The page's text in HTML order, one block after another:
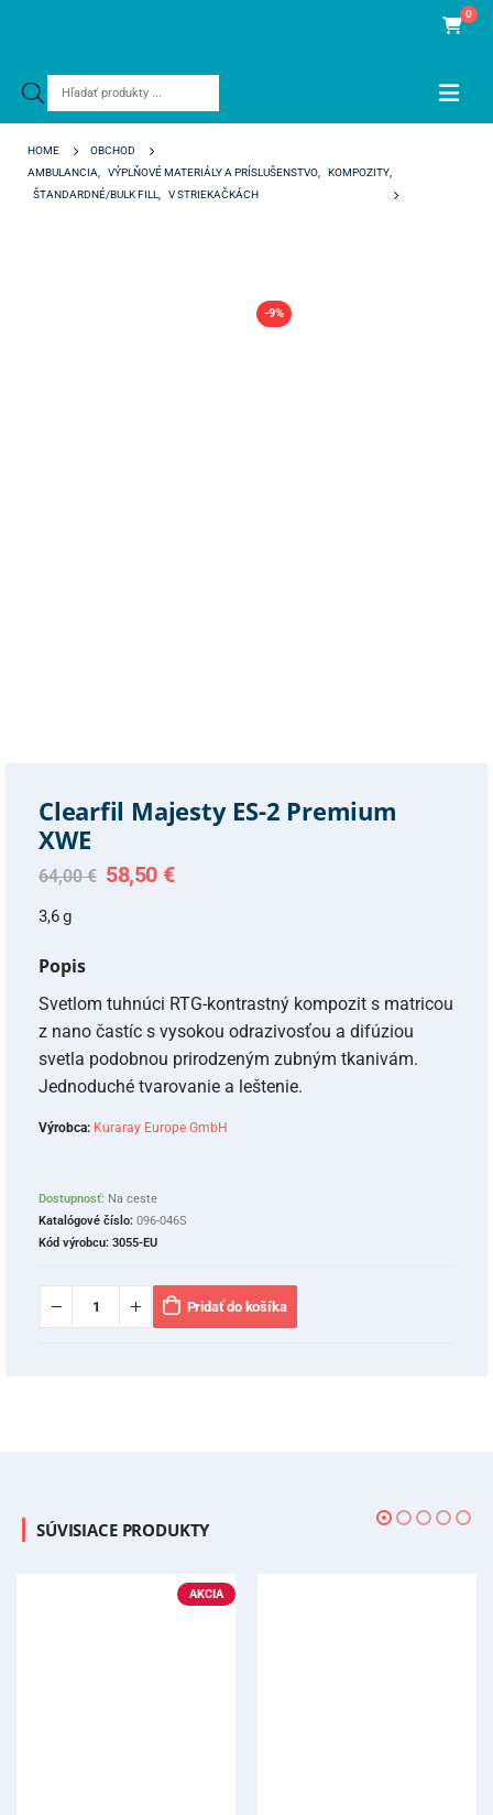
Products
0
HOME
OBCHOD
AMBULANCIA
VÝPLŇOVÉ MATERIÁLY A PRÍSLUŠENSTVO KOMPOZITY
ŠTANDARDNÉ/BULK FILL
V STRIEKAČKÁCH
-9%
Clearfil Majesty ES-2 Premium
XWE
64,00€ Original
price
58,50 €Current
3,6 g
Popis
Svetlom tuhnúci RTG-kontrastný kompozit s matricou
z nano častíc s vysokou odrazivosťou a difúziou
svetla podobnou prirodzeným zubným tkanivám.
Jednoduché tvarovanie a leštenie.
Výrobca: Kuraray Europe GmbH
Dostupnosť: Na ceste
Katalógové číslo: 096-046S
Kód výrobcu: 3055-EU
Pridať do košíka
SÚVISIACE PRODUKTY